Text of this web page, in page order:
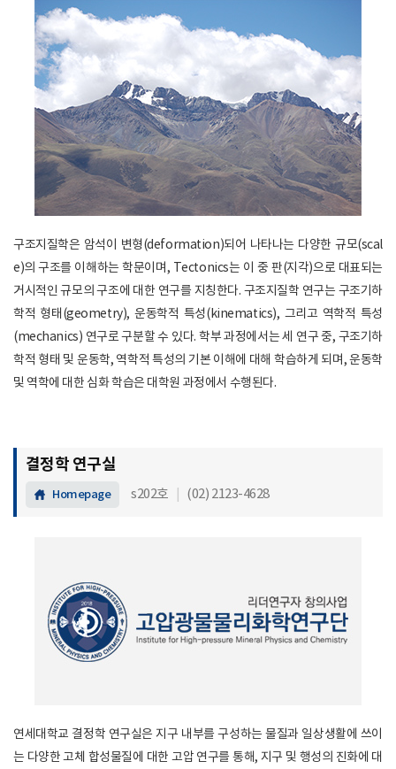
구조지질학은 암석이 변형(deformation)되어 나타나는 다양한 규모(scal
e)의 구조를 이해하는 학문이며, Tectonics는 이 중 판(지각)으로 대표되는
거시적인 규모의 구조에 대한 연구를 지칭한다. 구조지질학 연구는 구조기하
학적 형태(geometry), 운동학적 특성(kinematics), 그리고 역학적 특성
(mechanics) 연구로 구분할 수 있다. 학부 과정에서는 세 연구 중, 구조기하
학적 형태 및 운동학, 역학적 특성의 기본 이해에 대해 학습하게 되며, 운동학
및 역학에 대한 심화 학습은 대학원 과정에서 수행된다.
결정학 연구실
Homepage s202호 (02) 2123-4628
연세대학교 결정학 연구실은 지구 내부를 구성하는 물질과 일상생활에 쓰이
는 다양한 고체 합성물질에 대한 고압 연구를 통해, 지구 및 행성의 진화에 대